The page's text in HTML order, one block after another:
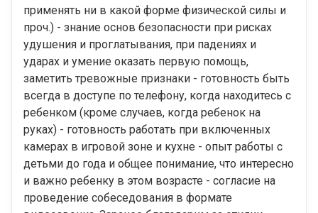
применять ни в какой форме физической силы и
проч.) - знание основ безопасности при рисках
удушения и проглатывания, при падениях и
ударах и умение оказать первую помощь,
заметить тревожные признаки - готовность быть
всегда в доступе по телефону, когда находитесь с
ребенком (кроме случаев, когда ребенок на
руках) - готовность работать при включенных
камерах в игровой зоне и кухне - опыт работы с
детьми до года и общее понимание, что интересно
и важно ребенку в этом возрасте - согласие на
проведение собеседования в формате